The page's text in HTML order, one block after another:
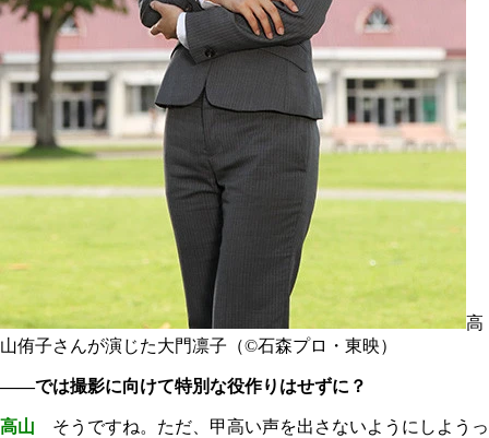
高
山侑子さんが演じた大門凛子（©石森プロ・東映）
――では撮影に向けて特別な役作りはせずに？
高山 そうですね。ただ、甲高い声を出さないようにしようっ